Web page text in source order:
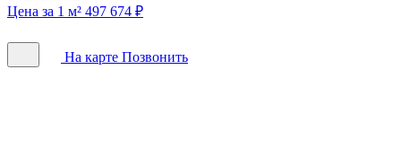
Цена за 1 м² 497 674 ₽
На карте Позвонить